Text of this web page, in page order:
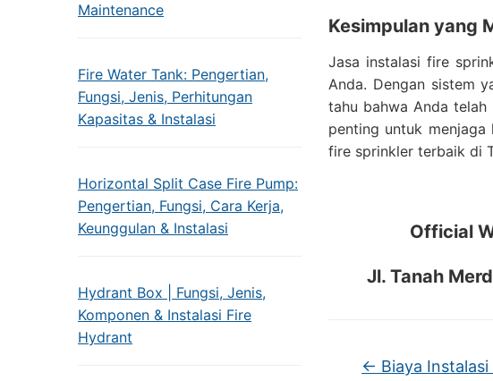
Maintenance
Fire Water Tank: Pengertian,
Fungsi, Jenis, Perhitungan
Kapasitas & Instalasi
Horizontal Split Case Fire Pump:
Pengertian, Fungsi, Cara Kerja,
Keunggulan & Instalasi
Hydrant Box | Fungsi, Jenis,
Komponen & Instalasi Fire
Hydrant
Kesimpulan yang
Jasa instalasi fire
Anda. Dengan sistem
tahu bahwa Anda
penting untuk menjaga
fire sprinkler terbaik di
Official
Jl. Tanah
← Biaya